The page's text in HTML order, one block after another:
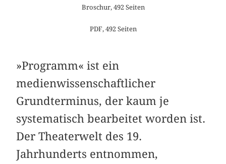
Broschur, 492 Seiten
PDF, 492 Seiten
»Programm« ist ein
medienwissenschaftlicher
Grundterminus, der kaum je
systematisch bearbeitet worden ist.
Der Theaterwelt des 19.
Jahrhunderts entnommen,